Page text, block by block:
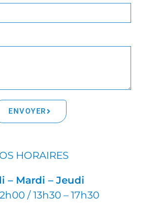
ENVOYER
HORAIRES
– Mardi – Jeudi
/ 13h30 – 17h30